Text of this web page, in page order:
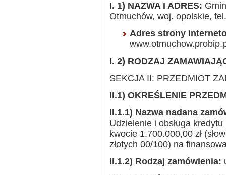
I. 1) NAZWA I ADRES:
Otmuchów, woj. opolskie,
Adres strony
I. 2) RODZAJ
SEKCJA II: PRZEDMIOT
II.1) OKREŚLENIE
II.1.1) Nazwa nadana
Udzielenie i obsługa
kwocie 1.700.000,00 zł
złotych 00/100) na
II.1.2) Rodzaj zamówienia: